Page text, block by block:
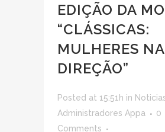
EDIÇÃO DA
“CLÁSSICAS:
MULHERES NA
DIREÇÃO”
Posted at 15:51h in
Administradores Appa
0
Comments